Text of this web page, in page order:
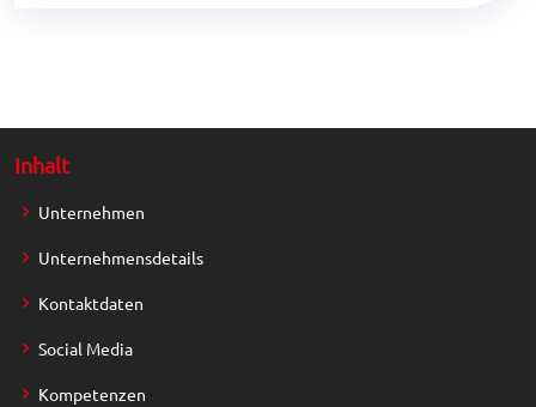
Inhalt
Unternehmen
Unternehmensdetails
Kontaktdaten
Social Media
Kompetenzen